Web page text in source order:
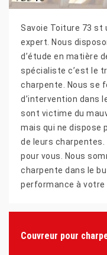
Savoie Toiture 73 st
expert. Nous
d’étude en matière
spécialiste c’est le
charpente. Nous se
d’intervention dans
sont victime du
mais qui ne dispose
de leurs
pour vous. Nous
charpente dans le
performance à votre
Couvreur pour